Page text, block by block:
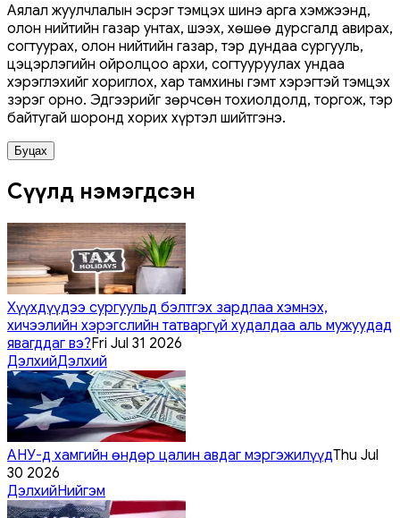
Аялал жуулчлалын эсрэг тэмцэх шинэ арга хэмжээнд,
олон нийтийн газар унтах, шээх, хөшөө дурсгалд авирах,
согтуурах, олон нийтийн газар, тэр дундаа сургууль,
цэцэрлэгийн ойролцоо архи, согтууруулах ундаа
хэрэглэхийг хориглох, хар тамхины гэмт хэрэгтэй тэмцэх
зэрэг орно. Эдгээрийг зөрчсөн тохиолдолд, торгож, тэр
байтугай шоронд хорих хүртэл шийтгэнэ.
Буцах
Сүүлд нэмэгдсэн
Хүүхдүүдээ сургуульд бэлтгэх зардлаа хэмнэх,
хичээлийн хэрэгслийн татваргүй худалдаа аль мужуудад
явагддаг вэ?Fri Jul 31 2026
ДэлхийДэлхий
АНУ-д хамгийн өндөр цалин авдаг мэргэжилүүдThu Jul
30 2026
ДэлхийНийгэм